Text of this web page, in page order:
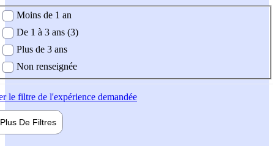
demandée
Moins de 1 an
De 1 à 3 ans (3)
Plus de 3 ans
Non renseignée
le filtre de l'expérience demandée
Plus De Filtres